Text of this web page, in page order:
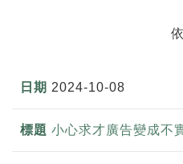
2024-10-08
小心求才廣告變成不